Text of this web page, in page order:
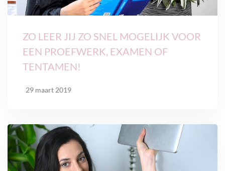
ZO LEER JIJ ZO SNEL MOGELIJK VOOR
EEN PROEFWERK, EXAMEN OF
TENTAMEN!
29 maart 2019